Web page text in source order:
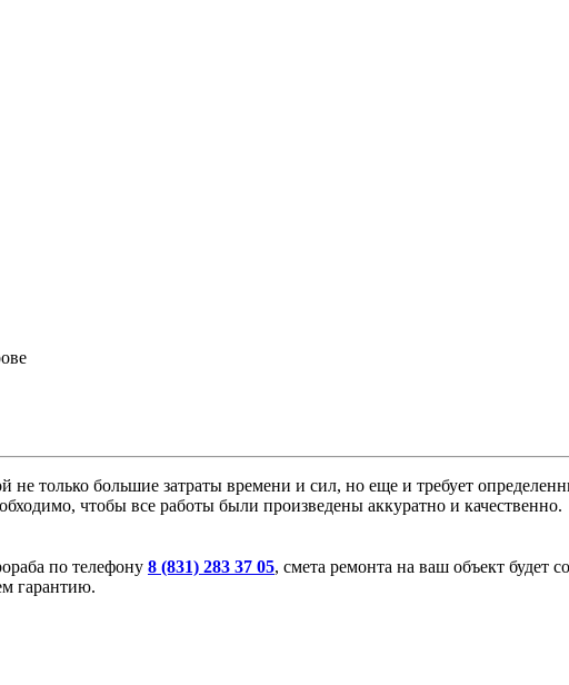
не только большие затраты времени и сил, но еще и требует
чтобы все работы были произведены аккуратно и качественно.
по телефону 8 (831) 283 37 05, смета ремонта на ваш объект будет
гарантию.